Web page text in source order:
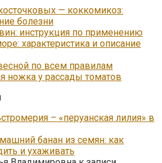
— коккомикоз:
болезни
инструкция по применению
характеристика и описание
по всем правилам
ножка у рассады томатов
– «перуанская лилия» в
банан из семян: как
и ухаживать